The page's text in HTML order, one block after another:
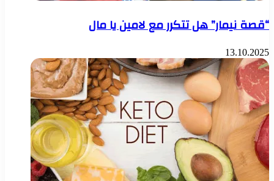
“قصة نيمار” هل تتكرر مع لامين يا مال
13.10.2025